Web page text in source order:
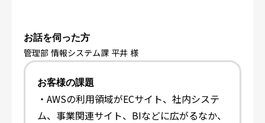
お話を伺った方
管理部 情報システム課 平井 様
お客様の課題
・AWSの利用領域がECサイト、社内システ
ム、事業関連サイト、BIなどに広がるなか、